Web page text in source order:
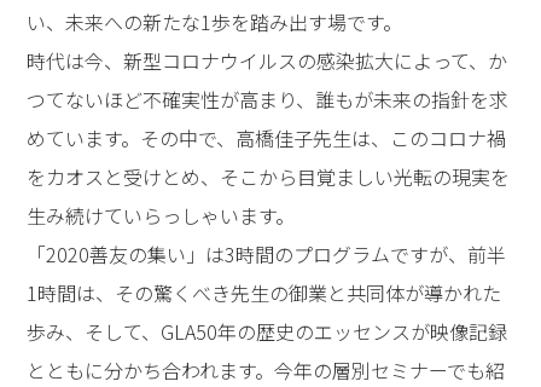
い、未来への新たな1歩を踏み出す場です。
時代は今、新型コロナウイルスの感染拡大によって、か
つてないほど不確実性が高まり、誰もが未来の指針を求
めています。その中で、高橋佳子先生は、このコロナ禍
をカオスと受けとめ、そこから目覚ましい光転の現実を
生み続けていらっしゃいます。
「2020善友の集い」は3時間のプログラムですが、前半
1時間は、その驚くべき先生の御業と共同体が導かれた
歩み、そして、GLA50年の歴史のエッセンスが映像記録
とともに分かち合われます。今年の層別セミナーでも紹